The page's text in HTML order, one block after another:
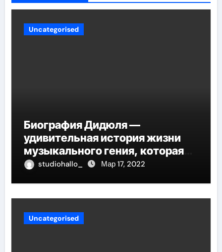
Uncategorised
Биография Дидюля —
удивительная история жизни
музыкального гения, которая
проникнет в самые глубины
studiohallo_ Мар 17, 2022
Uncategorised